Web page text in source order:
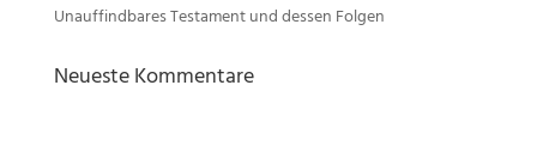
Unauffindbares Testament und dessen Folgen
Neueste Kommentare